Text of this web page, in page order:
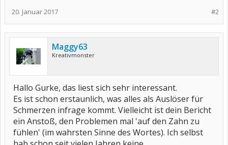
#2
20. Januar 2017
Maggy63
Kreativmonster
Hallo Gurke, das liest sich sehr interessant.
Es ist schon erstaunlich, was alles als Auslöser für
Schmerzen infrage kommt. Vielleicht ist dein Bericht
ein Anstoß, den Problemen mal 'auf den Zahn zu
fühlen' (im wahrsten Sinne des Wortes). Ich selbst